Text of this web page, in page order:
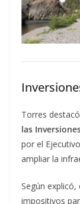
Torres
las
por el
ampliar la
Según
impositivos